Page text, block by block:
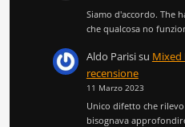
Siamo d'accordo. The
che qualcosa no
Aldo Parisisu Mixed
recensione
11 Marzo 2023
Unico difetto che
bisognava